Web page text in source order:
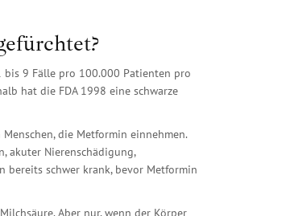
9 Fälle pro 100.000 Patienten pro
hat die FDA 1998 eine schwarze
die Metformin einnehmen.
akuter Nierenschädigung,
bereits schwer krank, bevor Metformin
Aber nur, wenn der Körper